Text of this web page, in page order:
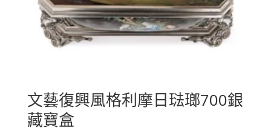
文藝復興風格利摩日琺瑯700銀
藏寶盒